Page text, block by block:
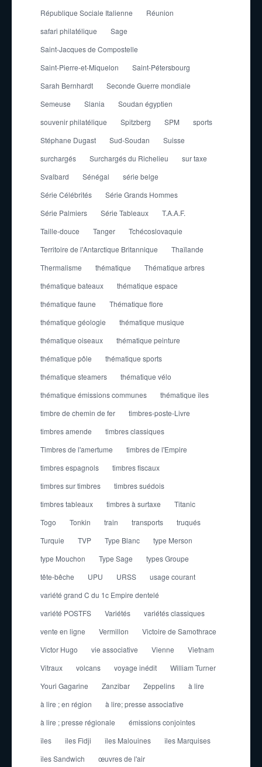
République Sociale Italienne
Réunion
safari philatélique
Sage
Saint-Jacques de Compostelle
Saint-Pierre-et-Miquelon
Saint-Pétersbourg
Sarah Bernhardt
Seconde Guerre mondiale
Semeuse
Slania
Soudan égyptien
souvenir philatélique
Spitzberg SPM
sports
Stéphane Dugast
Sud-Soudan
Suisse
surchargés
Surchargés du Richelieu
sur taxe
Svalbard
Sénégal
série belge
Série Célébrités
Série Grands Hommes
Série Palmiers
Série Tableaux
T.A.A.F.
Taille-douce
Tanger
Tchécoslovaquie
Territoire de l'Antarctique Britannique
Thaïlande
Thermalisme
thématique
Thématique arbres
thématique bateaux
thématique espace
thématique faune
Thématique flore
thématique géologie
thématique musique
thématique oiseaux
thématique peinture
thématique pôle
thématique sports
thématique steamers
thématique vélo
thématique émissions communes
thématique îles
timbre de chemin de fer
timbres-poste-Livre
timbres amende
timbres classiques
Timbres de l'amertume
timbres de l'Empire
timbres espagnols
timbres fiscaux
timbres sur timbres
timbres suédois
timbres tableaux
timbres à surtaxe
Titanic
Togo
Tonkin train transports
truqués
Turquie
TVP Type Blanc
type Merson
type Mouchon
Type Sage
types Groupe
tête-bêche
UPU URSS
usage courant
variété grand C du 1c Empire dentelé
variété POSTFS
Variétés
variétés classiques
vente en ligne
Vermillon
Victoire de Samothrace
Victor Hugo
vie associative Vienne
Vietnam
Vitraux
volcans voyage inédit
William Turner
Youri Gagarine
Zanzibar Zeppelins
à lire
à lire ; en région
à lire; presse associative
à lire ; presse régionale
émissions conjointes
îles
îles Fidji îles Malouines
îles Marquises
îles Sandwich
œuvres de l'air